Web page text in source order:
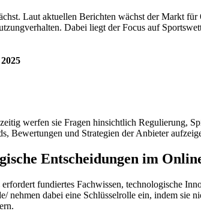
Laut aktuellen Berichten wächst der Markt
Dabei liegt der Focus auf
werfen sie Fragen hinsichtlich Regulierung,
Bewertungen und Strategien der Anbieter
Entscheidungen im
fundiertes Fachwissen, technologische
nehmen dabei eine Schlüsselrolle ein, indem sie